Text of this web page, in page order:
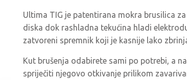
Ultima TIG je patentirana mokra brusilica
diska dok rashladna tekućina hladi
zatvoreni spremnik koji je kasnije lako
Kut brušenja odabirete sami po potrebi, a
spriječiti njegovo otkivanje prilikom